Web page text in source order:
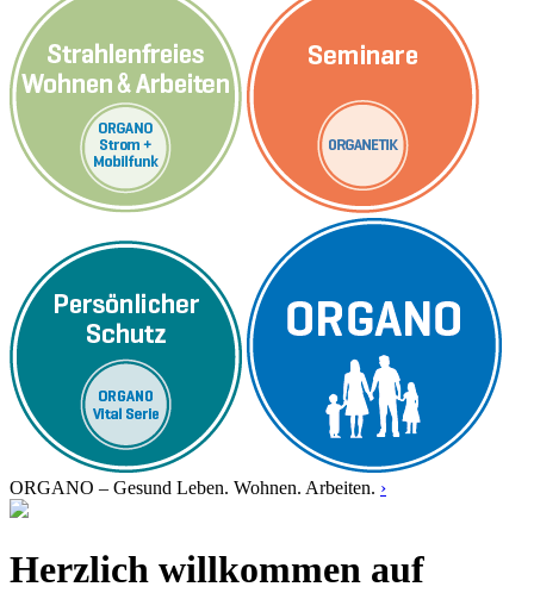
ORGANO – Gesund Leben. Wohnen. Arbeiten. ›
Herzlich willkommen auf